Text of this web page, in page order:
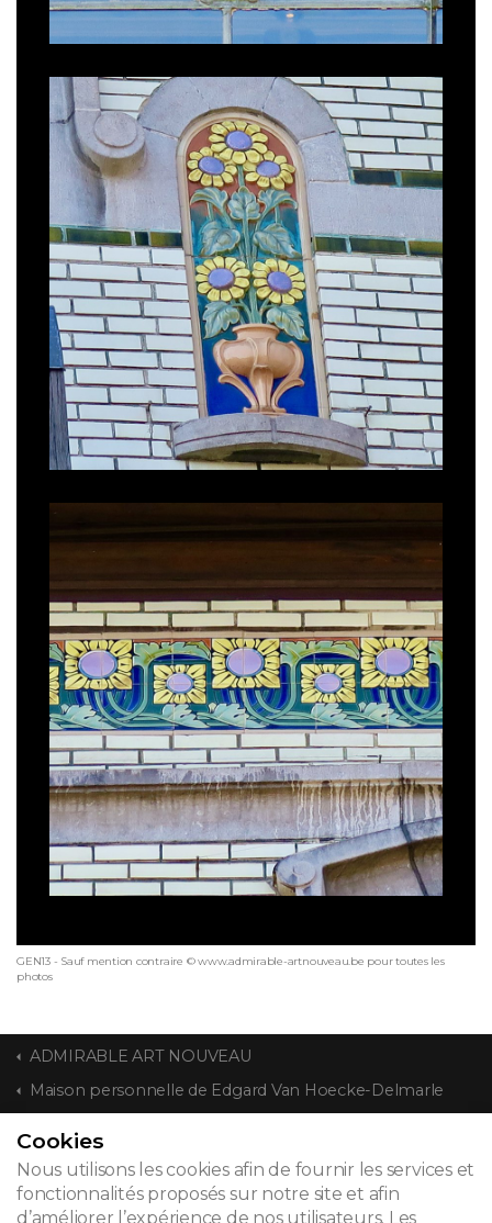
GEN13 - Sauf mention contraire © www.admirable-artnouveau.be pour toutes les
photos
ADMIRABLE ART NOUVEAU
Maison personnelle de Edgard Van Hoecke-Delmarle
CONTACT
Cookies
Nous utilisons les cookies afin de fournir les services et
fonctionnalités proposés sur notre site et afin
d’améliorer l’expérience de nos utilisateurs. Les